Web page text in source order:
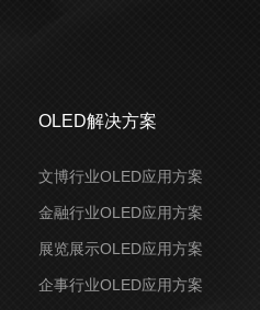
OLED解决方案
文博行业OLED应用方案
金融行业OLED应用方案
展览展示OLED应用方案
企事行业OLED应用方案